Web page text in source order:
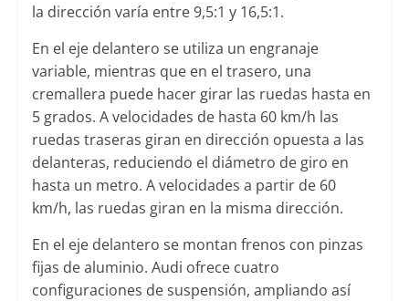
la dirección varía entre 9,5:1 y 16,5:1.
En el eje delantero se utiliza un engranaje
variable, mientras que en el trasero, una
cremallera puede hacer girar las ruedas hasta en
5 grados. A velocidades de hasta 60 km/h las
ruedas traseras giran en dirección opuesta a las
delanteras, reduciendo el diámetro de giro en
hasta un metro. A velocidades a partir de 60
km/h, las ruedas giran en la misma dirección.
En el eje delantero se montan frenos con pinzas
fijas de aluminio. Audi ofrece cuatro
configuraciones de suspensión, ampliando así